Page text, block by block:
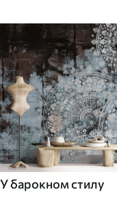
У барокном стилу